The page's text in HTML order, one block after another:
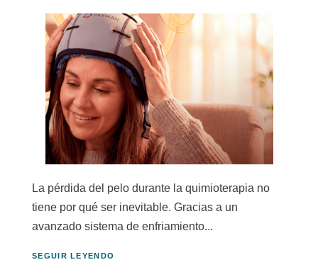
La pérdida del pelo durante la quimioterapia no
tiene por qué ser inevitable. Gracias a un
avanzado sistema de enfriamiento...
SEGUIR LEYENDO